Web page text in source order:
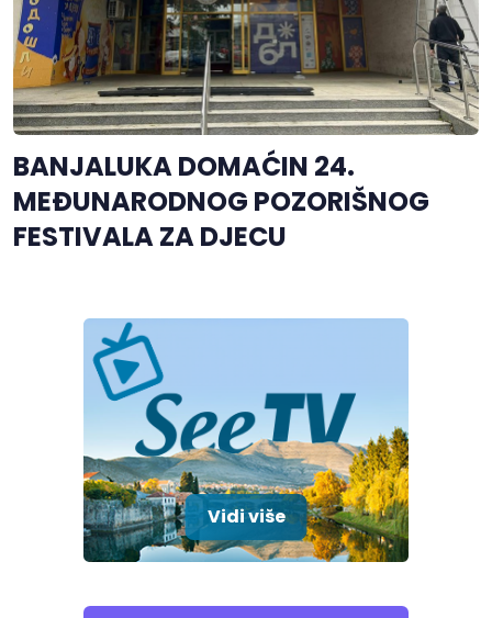
BANJALUKA DOMAĆIN 24.
MEĐUNARODNOG POZORIŠNOG
FESTIVALA ZA DJECU
Vidi više